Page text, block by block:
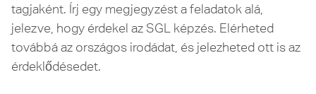
tagjaként. Írj egy megjegyzést a feladatok alá,
jelezve, hogy érdekel az SGL képzés. Elérheted
továbbá az országos irodádat, és jelezheted ott is az
érdeklődésedet.